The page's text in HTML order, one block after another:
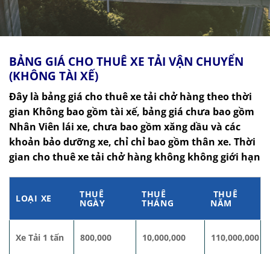
BẢNG GIÁ CHO THUÊ XE TẢI VẬN CHUYỂN
(KHÔNG TÀI XẾ)
Đây là bảng giá cho thuê xe tải chở hàng theo thời
gian Không bao gồm tài xế, bảng giá chưa bao gồm
Nhân Viên lái xe, chưa bao gồm xăng dầu và các
khoản bảo dưỡng xe, chỉ chỉ bao gồm thân xe. Thời
gian cho thuê xe tải chở hàng không không giới hạn
LOẠI XE THUÊ
NGÀY
THUÊ
THÁNG
THUÊ
NĂM
Xe Tải 1 tấn 800,000 10,000,000 110,000,000